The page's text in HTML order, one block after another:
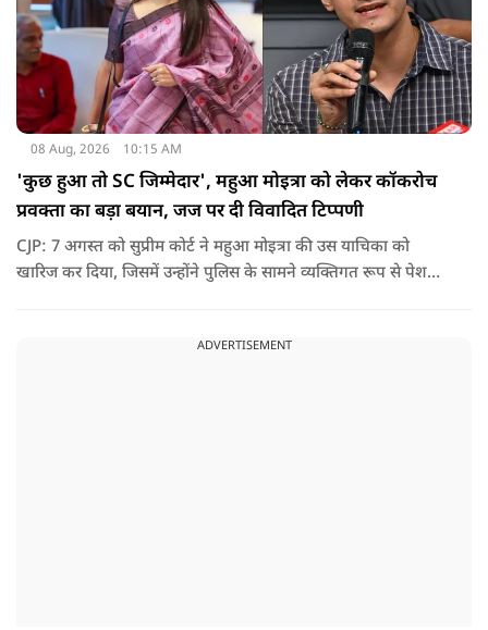
08 Aug, 2026 10:15 AM
'कुछ हुआ तो SC जिम्मेदार', महुआ मोइत्रा को लेकर कॉकरोच
प्रवक्ता का बड़ा बयान, जज पर दी विवादित टिप्पणी
CJP: 7 अगस्त को सुप्रीम कोर्ट ने महुआ मोइत्रा की उस याचिका को
खारिज कर दिया, जिसमें उन्होंने पुलिस के सामने व्यक्तिगत रूप से पेश
ADVERTISEMENT